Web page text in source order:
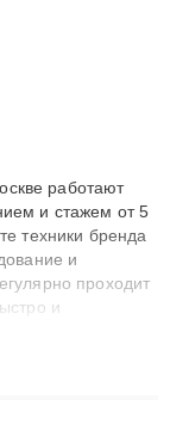
работают
и стажем от 5
техники бренда
и
проходит
и
решают